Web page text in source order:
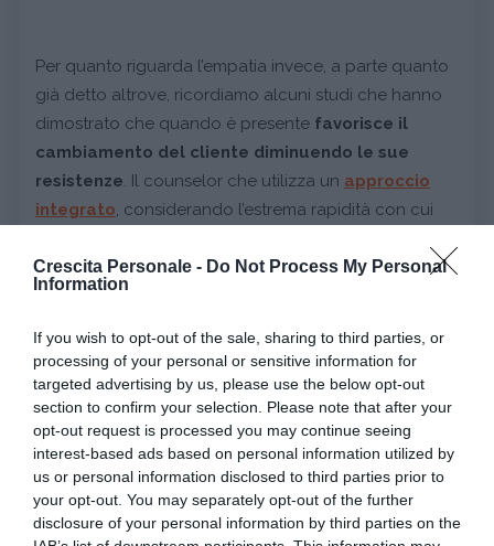
Crescita Personale - Do Not Process My Personal
Information
If you wish to opt-out of the sale, sharing to third parties, or
processing of your personal or sensitive information for
targeted advertising by us, please use the below opt-out
section to confirm your selection. Please note that after your
opt-out request is processed you may continue seeing
interest-based ads based on personal information utilized by
us or personal information disclosed to third parties prior to
your opt-out. You may separately opt-out of the further
disclosure of your personal information by third parties on the
Per quanto riguarda l’empatia invece, a parte quanto
già detto altrove, ricordiamo alcuni studi che hanno
dimostrato che quando è presente favorisce il
cambiamento del cliente diminuendo le sue
resistenze . Il counselor che utilizza un approccio
integrato , considerando l’estrema rapidità con cui
culturale, può ritenersi in sintonia con il proprio
contesto e riflette tali mutamenti, dimostrando
sviluppare una
propria teoria di riferimento.
Fonte immagine: imizael.it
da: CRESCITA PERSONALE COUNSELING
Ti potrebbe interessare anche